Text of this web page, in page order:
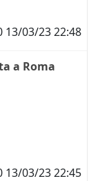
13/03/23 22:48
a Roma
13/03/23 22:45